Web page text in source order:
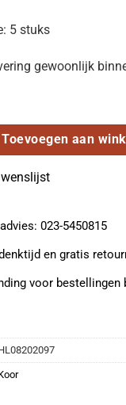
5 stuks
gewoonlijk
America! (SAB) aantal
Toevoegen aan
023-5450815
en gratis
voor bestellingen